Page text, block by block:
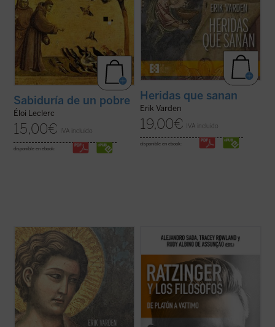
Sabiduría de un pobre
Éloi Leclerc
15,00€ IVA incluido
disponible en ebook:
Heridas que sanan
Erik Varden
19,00€ IVA incluido
disponible en ebook:
Erik Varden muestra —en un texto
enriquecido con una amplia gama de
referencias a las escrituras, la literatura, la
música, la pintura y la escultura— que la
castidad, la dirección única de los sentidos,
es una cualidad atractiva y ...(ver ficha)
La conversación y el diálogo con filósofos
clásicos y contemporáneos es una de las
pensamiento del papa teólogo. Una
compilación de los interlocutores más
relevantes y una visión de conjunto de ...
(ver ficha)